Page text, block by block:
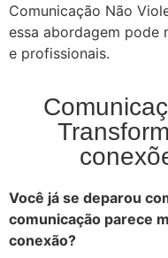
Comunicação Não
essa abordagem pode
e profissionais.
Você já se deparou
comunicação parece
conexão?